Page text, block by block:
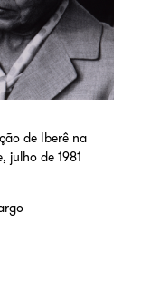
de Iberê na
julho de 1981